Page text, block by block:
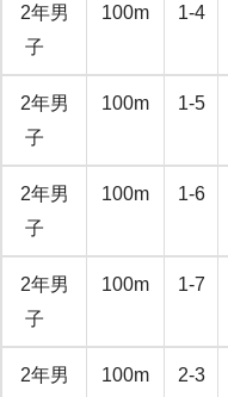
2年男
子
100m 1-4
2年男
子
100m 1-5
2年男
子
100m 1-6
2年男
子
100m 1-7
2年男
100m 2-3